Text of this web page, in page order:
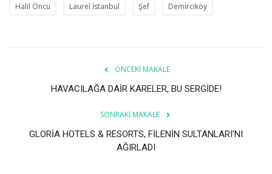
Halil Öncü Laurel İstanbul Şef Demirciköy
ÖNCEKI MAKALE
HAVACILAĞA DAİR KARELER, BU SERGİDE!
SONRAKI MAKALE
GLORİA HOTELS & RESORTS, FİLENİN SULTANLARI'NI
AĞIRLADI